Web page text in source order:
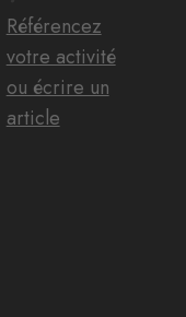
Référencez
votre activité
ou écrire un
article